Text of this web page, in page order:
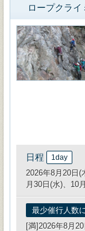
ロープクラ
日程 1day
2026年8月20日(
月30日(水)、10
最少催行人数
[満]2026年8月